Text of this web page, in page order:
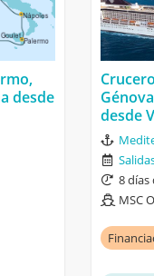
desde
desde
8 días
MSC